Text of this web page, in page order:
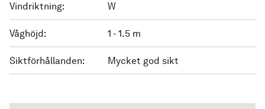
Vindriktning: W
Våghöjd: 1 - 1.5 m
Siktförhållanden: Mycket god sikt